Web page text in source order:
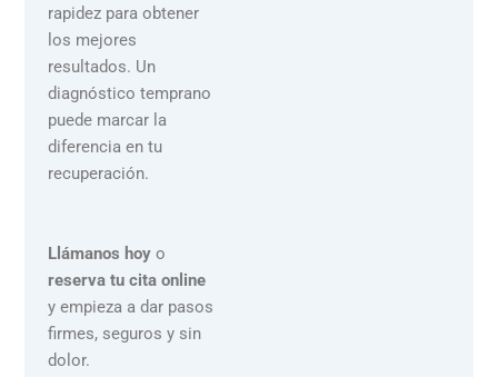
rapidez para obtener
los mejores
resultados. Un
diagnóstico temprano
puede marcar la
diferencia en tu
recuperación.
Llámanos hoyo
reserva tu cita online
y empieza a dar pasos
firmes, seguros y sin
dolor.